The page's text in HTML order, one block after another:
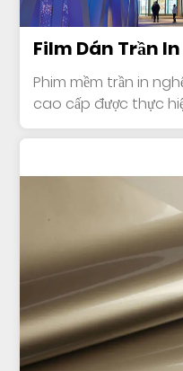
Film Dán Trần
Phim mềm trần in
cao cấp được thực